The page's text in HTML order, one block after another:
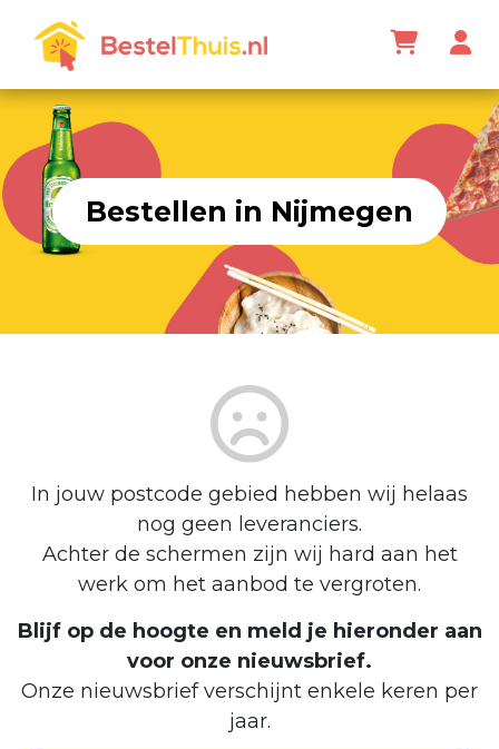
Bestellen in Nijmegen
In jouw postcode gebied hebben wij helaas
nog geen leveranciers.
Achter de schermen zijn wij hard aan het
werk om het aanbod te vergroten.
Blijf op de hoogte en meld je hieronder aan
voor onze nieuwsbrief.
Onze nieuwsbrief verschijnt enkele keren per
jaar.